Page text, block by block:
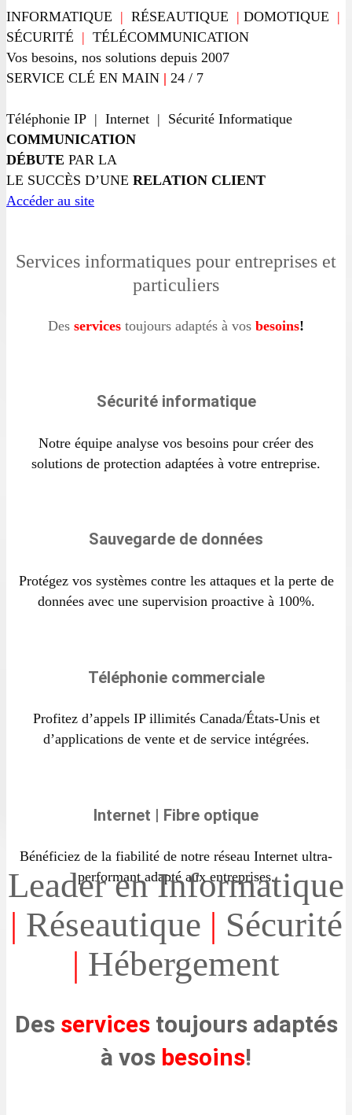
INFORMATIQUE | RÉSEAUTIQUE | DOMOTIQUE |
SÉCURITÉ | TÉLÉCOMMUNICATION
Vos besoins, nos solutions depuis 2007
SERVICE CLÉ EN MAIN | 24 / 7
Téléphonie IP | Internet | Sécurité Informatique
COMMUNICATION
DÉBUTE PAR LA
LE SUCCÈS D’UNE RELATION CLIENT
Accéder au site
Services informatiques pour entreprises et
particuliers
Des services toujours adaptés à vos besoins!
Sécurité informatique
Notre équipe analyse vos besoins pour créer des
solutions de protection adaptées à votre entreprise.
Sauvegarde de données
Protégez vos systèmes contre les attaques et la perte de
données avec une supervision proactive à 100%.
Téléphonie commerciale
Profitez d’appels IP illimités Canada/États-Unis et
d’applications de vente et de service intégrées.
Internet | Fibre optique
Bénéficiez de la fiabilité de notre réseau Internet ultra-
performant adapté aux entreprises.
Leader en Informatique
| Réseautique | Sécurité
| Hébergement
Des services toujours adaptés
à vos besoins!